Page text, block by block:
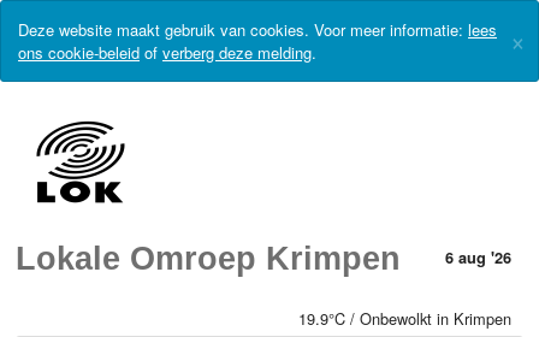
Deze website maakt gebruik van cookies. Voor meer informatie: lees
ons cookie-beleid of verberg deze melding. ×
Lokale Omroep Krimpen 6 aug '26
19.9°C / Onbewolkt in Krimpen